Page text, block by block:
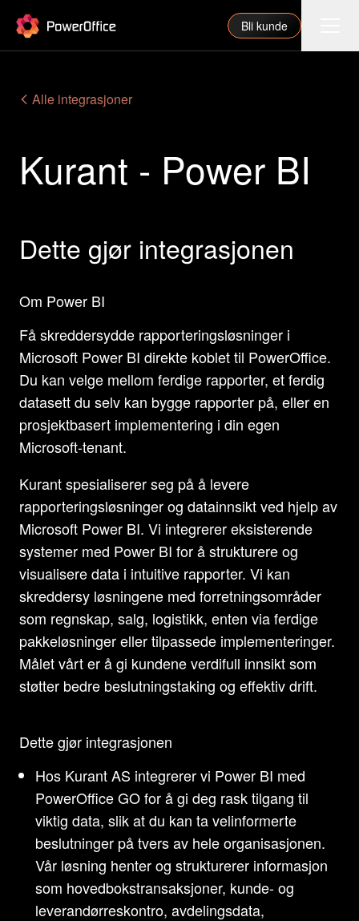
PowerOffice Bli kunde
Funksjoner
Priser
Våre partnere
Om oss
Support
Logg inn
Alle integrasjoner
Kurant - Power BI
Dette gjør integrasjonen
Om Power BI
Få skreddersydde rapporteringsløsninger i
Microsoft Power BI direkte koblet til PowerOffice.
Du kan velge mellom ferdige rapporter, et ferdig
datasett du selv kan bygge rapporter på, eller en
prosjektbasert implementering i din egen
Microsoft-tenant.
Kurant spesialiserer seg på å levere
rapporteringsløsninger og datainnsikt ved hjelp av
Microsoft Power BI. Vi integrerer eksisterende
systemer med Power BI for å strukturere og
visualisere data i intuitive rapporter. Vi kan
skreddersy løsningene med forretningsområder
som regnskap, salg, logistikk, enten via ferdige
pakkeløsninger eller tilpassede implementeringer.
Målet vårt er å gi kundene verdifull innsikt som
støtter bedre beslutningstaking og effektiv drift.
Dette gjør integrasjonen
Hos Kurant AS integrerer vi Power BI med
PowerOffice GO for å gi deg rask tilgang til
viktig data, slik at du kan ta velinformerte
beslutninger på tvers av hele organisasjonen.
Vår løsning henter og strukturerer informasjon
som hovedbokstransaksjoner, kunde- og
leverandørreskontro, avdelingsdata,